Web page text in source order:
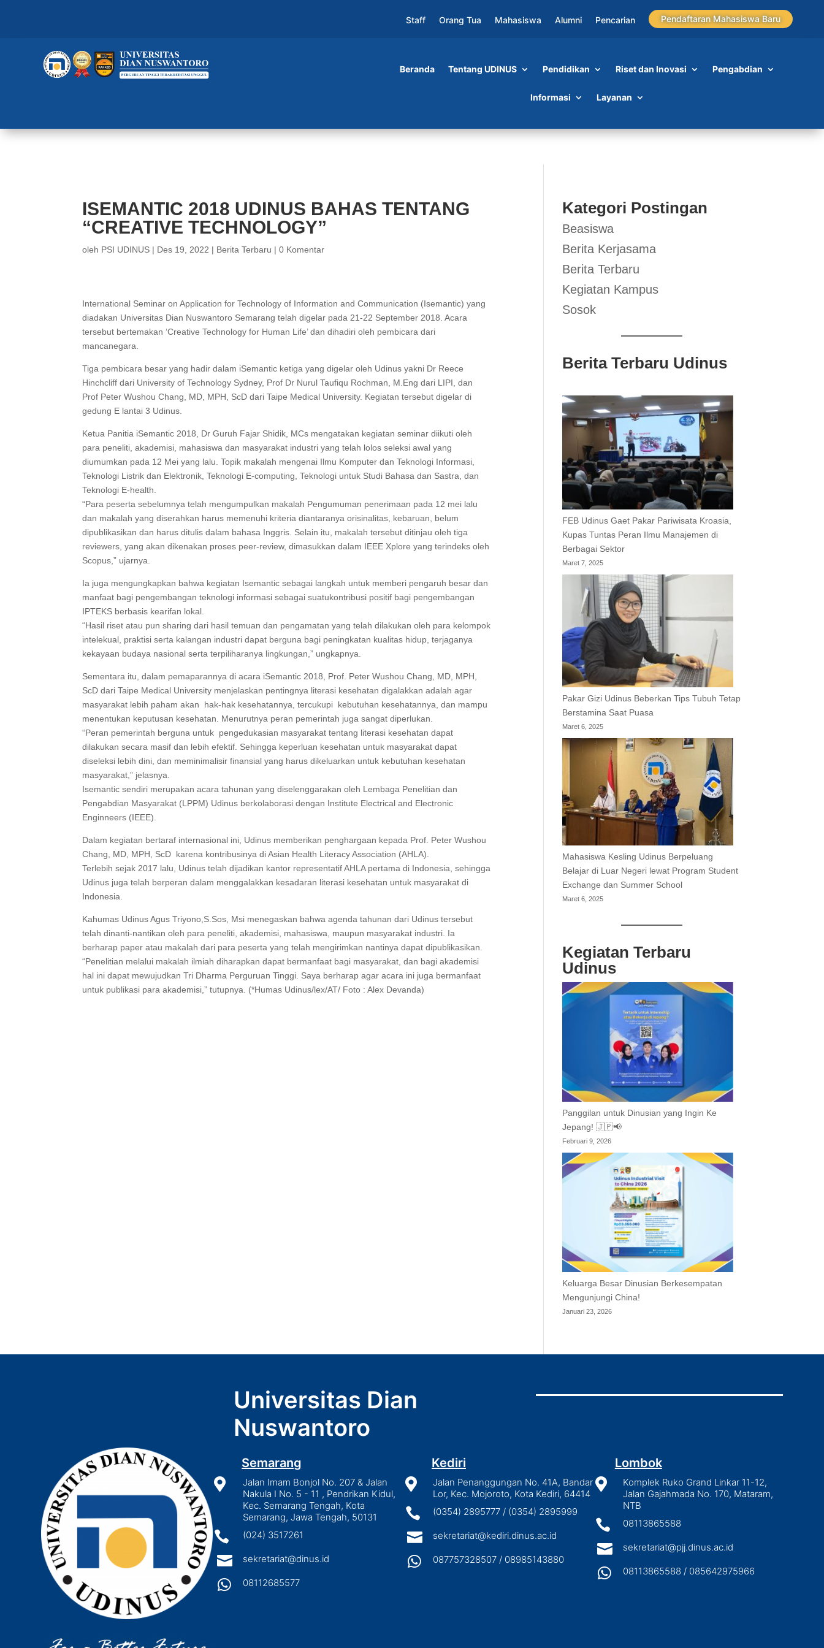
Staff Orang Tua Mahasiswa Alumni Pencarian Pendaftaran Mahasiswa Baru
Beranda Tentang UDINUS Pendidikan Riset dan Inovasi Pengabdian
Informasi Layanan
ISEMANTIC 2018 UDINUS BAHAS TENTANG
“CREATIVE TECHNOLOGY”
oleh PSI UDINUS | Des 19, 2022 | Berita Terbaru |0 Komentar
International Seminar on Application for Technology of Information and Communication (Isemantic) yang
diadakan Universitas Dian Nuswantoro Semarang telah digelar pada 21-22 September 2018. Acara
tersebut bertemakan ‘Creative Technology for Human Life’ dan dihadiri oleh pembicara dari
mancanegara.
Tiga pembicara besar yang hadir dalam iSemantic ketiga yang digelar oleh Udinus yakni Dr Reece
Hinchcliff dari University of Technology Sydney, Prof Dr Nurul Taufiqu Rochman, M.Eng dari LIPI, dan
Prof Peter Wushou Chang, MD, MPH, ScD dari Taipe Medical University. Kegiatan tersebut digelar di
gedung E lantai 3 Udinus.
Ketua Panitia iSemantic 2018, Dr Guruh Fajar Shidik, MCs mengatakan kegiatan seminar diikuti oleh
para peneliti, akademisi, mahasiswa dan masyarakat industri yang telah lolos seleksi awal yang
diumumkan pada 12 Mei yang lalu. Topik makalah mengenai Ilmu Komputer dan Teknologi Informasi,
Teknologi Listrik dan Elektronik, Teknologi E-computing, Teknologi untuk Studi Bahasa dan Sastra, dan
Teknologi E-health.
“Para peserta sebelumnya telah mengumpulkan makalah Pengumuman penerimaan pada 12 mei lalu
dan makalah yang diserahkan harus memenuhi kriteria diantaranya orisinalitas, kebaruan, belum
dipublikasikan dan harus ditulis dalam bahasa Inggris. Selain itu, makalah tersebut ditinjau oleh tiga
reviewers, yang akan dikenakan proses peer-review, dimasukkan dalam IEEE Xplore yang terindeks oleh
Scopus,” ujarnya.
Ia juga mengungkapkan bahwa kegiatan Isemantic sebagai langkah untuk memberi pengaruh besar dan
manfaat bagi pengembangan teknologi informasi sebagai suatukontribusi positif bagi pengembangan
IPTEKS berbasis kearifan lokal.
“Hasil riset atau pun sharing dari hasil temuan dan pengamatan yang telah dilakukan oleh para kelompok
intelekual, praktisi serta kalangan industri dapat berguna bagi peningkatan kualitas hidup, terjaganya
kekayaan budaya nasional serta terpiliharanya lingkungan,” ungkapnya.
Sementara itu, dalam pemaparannya di acara iSemantic 2018, Prof. Peter Wushou Chang, MD, MPH,
ScD dari Taipe Medical University menjelaskan pentingnya literasi kesehatan digalakkan adalah agar
masyarakat lebih paham akan hak-hak kesehatannya, tercukupi kebutuhan kesehatannya, dan mampu
menentukan keputusan kesehatan. Menurutnya peran pemerintah juga sangat diperlukan.
“Peran pemerintah berguna untuk pengedukasian masyarakat tentang literasi kesehatan dapat
dilakukan secara masif dan lebih efektif. Sehingga keperluan kesehatan untuk masyarakat dapat
diseleksi lebih dini, dan meminimalisir finansial yang harus dikeluarkan untuk kebutuhan kesehatan
masyarakat,” jelasnya.
Isemantic sendiri merupakan acara tahunan yang diselenggarakan oleh Lembaga Penelitian dan
Pengabdian Masyarakat (LPPM) Udinus berkolaborasi dengan Institute Electrical and Electronic
Enginneers (IEEE).
Dalam kegiatan bertaraf internasional ini, Udinus memberikan penghargaan kepada Prof. Peter Wushou
Chang, MD, MPH, ScD karena kontribusinya di Asian Health Literacy Association (AHLA).
Terlebih sejak 2017 lalu, Udinus telah dijadikan kantor representatif AHLA pertama di Indonesia, sehingga
Udinus juga telah berperan dalam menggalakkan kesadaran literasi kesehatan untuk masyarakat di
Indonesia.
Kahumas Udinus Agus Triyono,S.Sos, Msi menegaskan bahwa agenda tahunan dari Udinus tersebut
telah dinanti-nantikan oleh para peneliti, akademisi, mahasiswa, maupun masyarakat industri. Ia
berharap paper atau makalah dari para peserta yang telah mengirimkan nantinya dapat dipublikasikan.
“Penelitian melalui makalah ilmiah diharapkan dapat bermanfaat bagi masyarakat, dan bagi akademisi
hal ini dapat mewujudkan Tri Dharma Perguruan Tinggi. Saya berharap agar acara ini juga bermanfaat
untuk publikasi para akademisi,” tutupnya. (*Humas Udinus/lex/AT/ Foto : Alex Devanda)
Kategori Postingan
Beasiswa
Berita Kerjasama
Berita Terbaru
Kegiatan Kampus
Sosok
Berita Terbaru Udinus
FEB Udinus Gaet Pakar Pariwisata Kroasia,
Kupas Tuntas Peran Ilmu Manajemen di
Berbagai Sektor
Maret 7, 2025
Pakar Gizi Udinus Beberkan Tips Tubuh Tetap
Berstamina Saat Puasa
Maret 6, 2025
Mahasiswa Kesling Udinus Berpeluang
Belajar di Luar Negeri lewat Program Student
Exchange dan Summer School
Maret 6, 2025
Kegiatan Terbaru
Udinus
Panggilan untuk Dinusian yang Ingin Ke
Jepang! 🇯🇵📢
Februari 9, 2026
Keluarga Besar Dinusian Berkesempatan
Mengunjungi China!
Januari 23, 2026
Universitas Dian
Nuswantoro
Semarang

Jalan Imam Bonjol No. 207 & Jalan
Nakula I No. 5 - 11 , Pendrikan Kidul,
Kec. Semarang Tengah, Kota
Semarang, Jawa Tengah, 50131
 (024) 3517261
 sekretariat@dinus.id
 08112685577
Kediri

Jalan Penanggungan No. 41A, Bandar
Lor, Kec. Mojoroto, Kota Kediri, 64414
 (0354) 2895777 / (0354) 2895999
 sekretariat@kediri.dinus.ac.id
 087757328507 / 08985143880
Lombok

Komplek Ruko Grand Linkar 11-12,
Jalan Gajahmada No. 170, Mataram,
NTB
 08113865588
 sekretariat@pjj.dinus.ac.id
 08113865588 / 085642975966